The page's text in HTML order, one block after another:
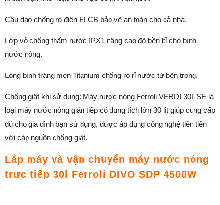
Cầu dao chống rò điện ELCB bảo vệ an toàn cho cả nhà.
Lớp vỏ chống thấm nước IPX1 nâng cao độ bền bỉ cho bình
nước nóng.
Lòng bình tráng men Titanium chống rò rỉ nước từ bên trong.
Chống giật khi sử dụng: Máy nước nóng Ferroli VERDI 30L SE là
loại máy nước nóng gián tiếp có dung tích lớn 30 lít giúp cung cấp
đủ cho gia đình bạn sử dụng, được áp dụng công nghệ tiên tiến
với cáp nguồn chống giật.
Lắp máy và vận chuyển máy nước nóng
trực tiếp 30l Ferroli DIVO SDP 4500W